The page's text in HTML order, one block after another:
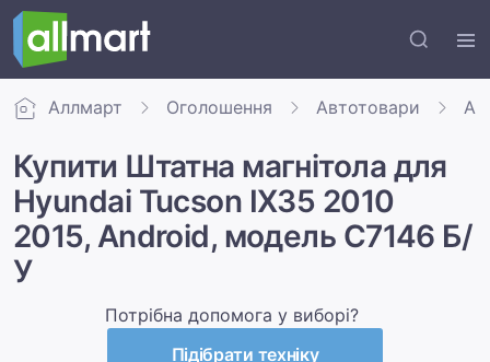
Аллмарт Оголошення Автотовари
Купити Штатна магнітола для
Hyundai Tucson IX35 2010
2015, Android, модель C7146 Б/
У
Потрібна допомога у виборі?
Підібрати техніку